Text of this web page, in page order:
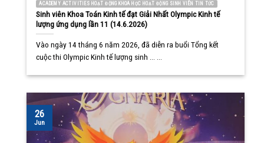
ACADEMY ACTIVITIES HOẠT ĐỘNG KHOA HỌC HOẠT ĐỘNG SINH VIÊN TIN TỨC
Sinh viên Khoa Toán Kinh tế đạt Giải Nhất Olympic Kinh tế
lượng ứng dụng lần 11 (14.6.2026)
Vào ngày 14 tháng 6 năm 2026, đã diễn ra buổi Tổng kết
cuộc thi Olympic Kinh tế lượng sinh ... ...
26
Jun